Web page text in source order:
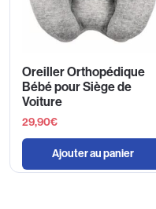
Oreiller Orthopédique
Bébé pour Siège de
Voiture
29,90€
Ajouter au panier